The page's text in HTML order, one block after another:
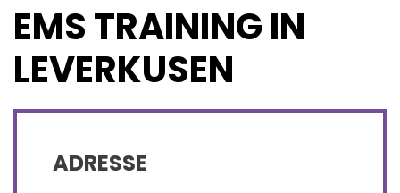
EMS TRAINING IN
LEVERKUSEN
ADRESSE